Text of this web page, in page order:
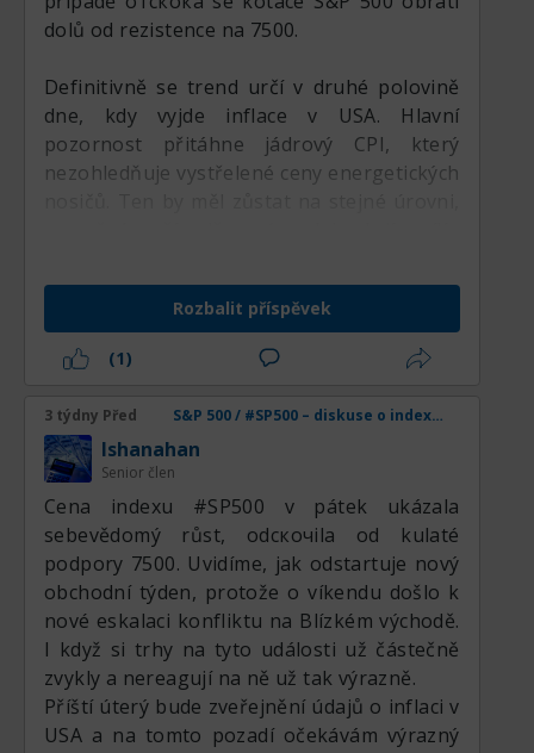
dolů od rezistence na 7500.
Definitivně se trend určí v druhé polovině
dne, kdy vyjde inflace v USA. Hlavní
pozornost přitáhne jádrový CPI, který
nezohledňuje vystřelené ceny energetických
Celkově se situace vyvíjí podle negativního
scénáře pro akciový trh. Uzavření Hormuzu,
obnovení blokády Íránu a neutuchající
údery USA vedou k prodlužování ropné
Rozbalit příspěvek
(1)
3 týdny Před S&P 500 / #SP500 – diskuse o indexu, analýzách, novinkách a obchodních nápadech
lshanahan
Senior člen
Cena indexu #SP500 v pátek ukázala
sebevědomý růst, odскочila od kulaté
podpory 7500. Uvidíme, jak odstartuje nový
obchodní týden, protože o víkendu došlo k
nové eskalaci konfliktu na Blízkém východě.
I když si trhy na tyto události už částečně
zvykly a nereagují na ně už tak výrazně.
Příští úterý bude zveřejnění údajů o inflaci v
USA a na tomto pozadí očekávám výrazný